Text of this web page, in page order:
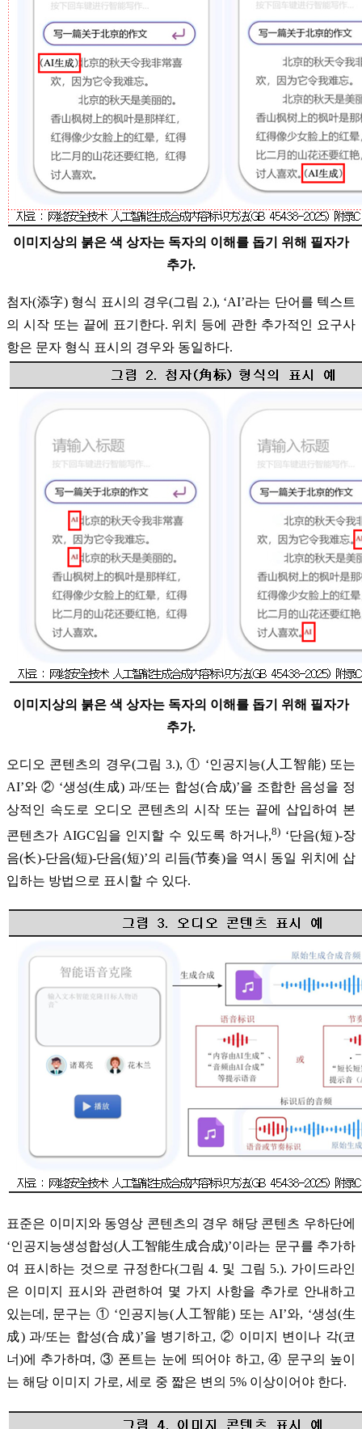
이미지상의 붉은 색 상자는 독자의 이해를 돕기 위해 필자가
추가.
첨자(添字) 형식 표시의 경우(그림 2.), ‘AI’라는 단어를 텍스트
의 시작 또는 끝에 표기한다. 위치 등에 관한 추가적인 요구사
항은 문자 형식 표시의 경우와 동일하다.
이미지상의 붉은 색 상자는 독자의 이해를 돕기 위해 필자가
추가.
오디오 콘텐츠의 경우(그림 3.), ① ‘인공지능(人工智能) 또는
AI’와 ② ‘생성(生成) 과/또는 합성(合成)’을 조합한 음성을 정
상적인 속도로 오디오 콘텐츠의 시작 또는 끝에 삽입하여 본
콘텐츠가 AIGC임을 인지할 수 있도록 하거나,8) ‘단음(短)-장
음(长)-단음(短)-단음(短)’의 리듬(节奏)을 역시 동일 위치에 삽
입하는 방법으로 표시할 수 있다.
표준은 이미지와 동영상 콘텐츠의 경우 해당 콘텐츠 우하단에
‘인공지능생성합성(人工智能生成合成)’이라는 문구를 추가하
여 표시하는 것으로 규정한다(그림 4. 및 그림 5.). 가이드라인
은 이미지 표시와 관련하여 몇 가지 사항을 추가로 안내하고
있는데, 문구는 ① ‘인공지능(人工智能) 또는 AI’와, ‘생성(生
成) 과/또는 합성(合成)’을 병기하고, ② 이미지 변이나 각(코
너)에 추가하며, ③ 폰트는 눈에 띄어야 하고, ④ 문구의 높이
는 해당 이미지 가로, 세로 중 짧은 변의 5% 이상이어야 한다.